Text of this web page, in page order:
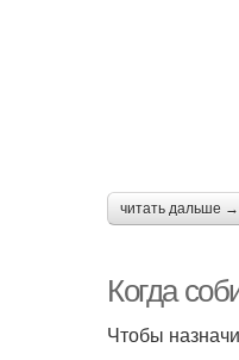
читать дальше →
Когда
Чтобы